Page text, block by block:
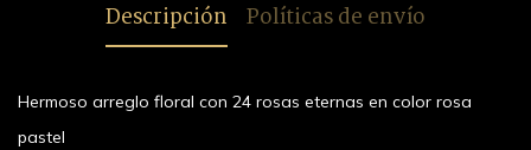
Descripción Políticas de envío
Hermoso arreglo floral con 24 rosas eternas en color rosa
pastel